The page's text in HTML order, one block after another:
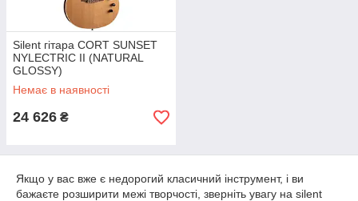
Silent гітара CORT SUNSET
NYLECTRIC II (NATURAL
GLOSSY)
Немає в наявності
24 626 ₴
Якщо у вас вже є недорогий класичний інструмент, і ви
бажаєте розширити межі творчості, зверніть увагу на silent